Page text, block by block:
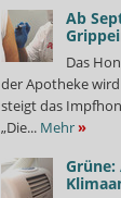
Ab
Das
der Apotheke
steigt das
„Die... Mehr»